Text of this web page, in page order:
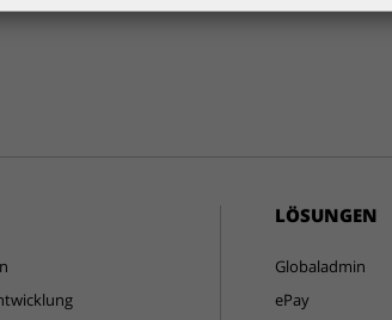
LÖSUNGEN
Globaladmin
ePay